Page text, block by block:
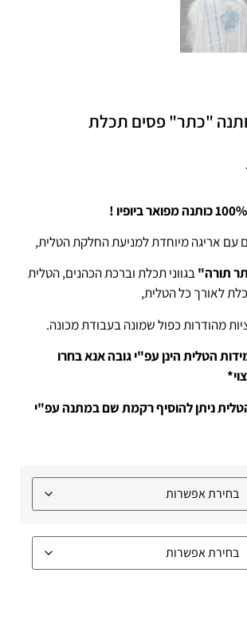
עם אריגה מיוחדת למניעת החלקת הטלית,
תורה"בגווני תכלת וברכת הכהנים, הטלית
לאורך כל הטלית,
מהודרות כפול שמונה בעבודת מכונה.
הטלית הינן עפ"י גובה אנא בחרו
ניתן להוסיף רקמת שם במתנה עפ"י